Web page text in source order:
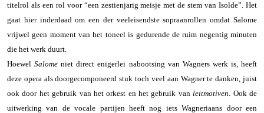
titelrol als een rol voor “een zestienjarig meisje met de stem van Isolde”. Het
gaat hier inderdaad om een der veeleisendste sopraanrollen omdat Salome
vrijwel geen moment van het toneel is gedurende de ruim negentig minuten
die het werk duurt.
HoewelSalomeniet direct enigerlei nabootsing van Wagners werk is, heeft
deze opera als doorgecomponeerd stuk toch veel aan Wagner te danken, juist
ook door het gebruik van het orkest en het gebruik vanleitmotiven. Ook de
uitwerking van de vocale partijen heeft nog iets Wagneriaans door een